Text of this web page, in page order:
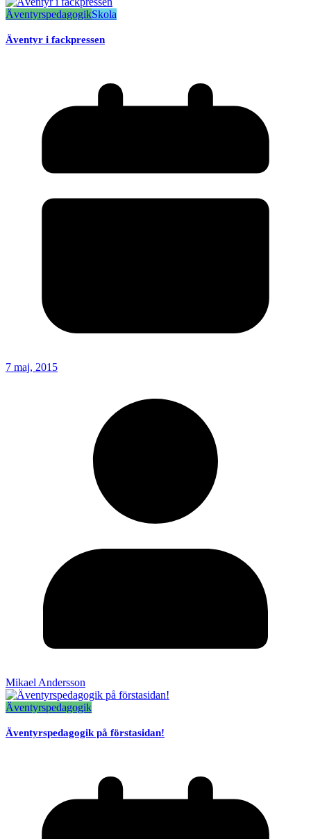
ÄventyrspedagogikSkola
Äventyr i fackpressen
7 maj, 2015
Mikael Andersson
Äventyrspedagogik
Äventyrspedagogik på förstasidan!